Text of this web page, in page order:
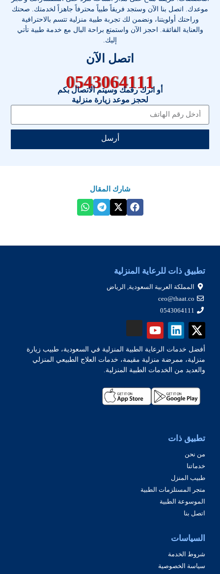
موعدك. اتصل بنا الآن وستجد فريقاً طبياً محترفاً جاهزاً لخدمتك. صحتك
وراحتك أولويتنا، ونضمن لك تجربة طبية منزلية تتسم بالاحترافية
والعناية الفائقة. احجز الآن واستمتع براحة البال مع خدمة طبية تأتي
إليك.
اتصل الآن
0543064111
أو اترك رقمك وسيتم الاتصال بكم
لحجز موعد زيارة منزلية
أرسل
شارك المقال
تطبيق ذات للرعاية المنزلية
المملكة العربية السعودية, الرياض
ceo@thaat.co
0543064111
أفضل خدمات الرعاية الطبية المنزلية في السعودية، طبيب زيارة
منزلية، ممرضة منزلية مقيمة، خدمات العلاج الطبيعي المنزلي
والعديد من الخدمات الطبية المنزلية.
تطبيق ذات
من نحن
خدماتنا
طبيب المنزل
متجر المستلزمات الطبية
الموسوعة الطبية
اتصل بنا
السياسات
شروط الخدمة
سياسة الخصوصية